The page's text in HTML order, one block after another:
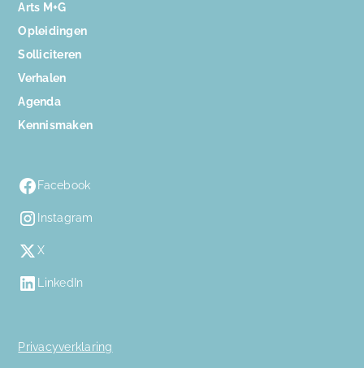
Arts M+G
Opleidingen
Solliciteren
Verhalen
Agenda
Kennismaken
Facebook
Instagram
X
LinkedIn
Privacyverklaring